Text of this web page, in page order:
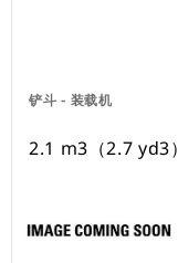
铲斗 - 装载机
2.1 m3（2.7 yd3）